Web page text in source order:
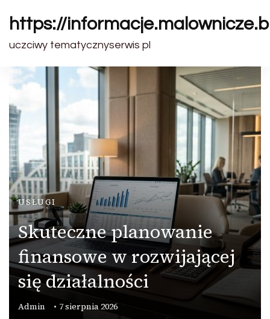
https://
uczciwy tematycznyserwis pl
USŁUGI
Skuteczne planowanie
finansowe w rozwijającej
się działalności
Admin 7 sierpnia 2026